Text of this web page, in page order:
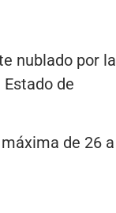
nublado por la
de
de 26 a